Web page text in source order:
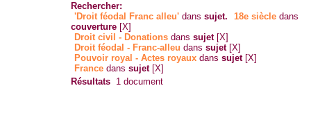
Rechercher:
'Droit féodal Franc alleu' danssujet. 18e siècle dans
couverture [X]
Droit civil - Donations danssujet [X]
Droit féodal - Franc-alleu‎ danssujet [X]
Pouvoir royal - Actes royaux danssujet [X]
France danssujet [X]
Résultats 1 document